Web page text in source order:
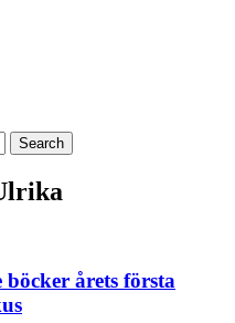
årets första